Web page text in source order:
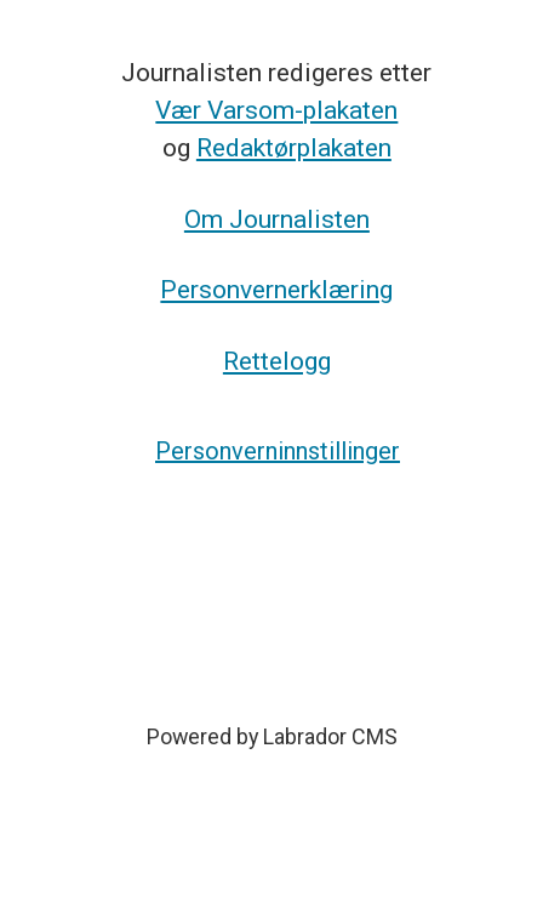
Journalisten redigeres etter
Vær Varsom-plakaten
og Redaktørplakaten
Om Journalisten
Personvernerklæring
Rettelogg
Personverninnstillinger
Powered by Labrador CMS